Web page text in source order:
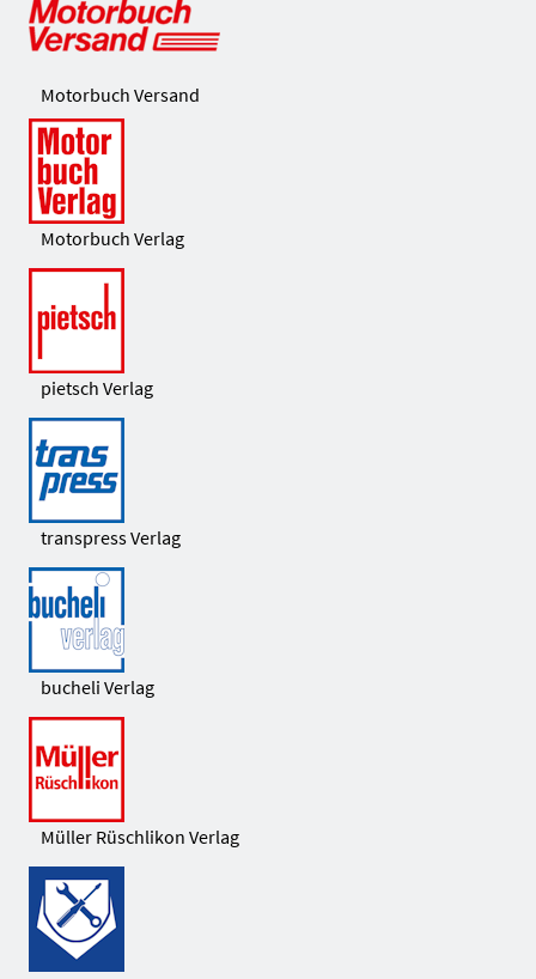
Motorbuch Versand
Motorbuch Verlag
pietsch Verlag
transpress Verlag
bucheli Verlag
Müller Rüschlikon Verlag